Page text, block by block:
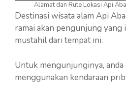
Alamat dan Rute Lokasi Api
Destinasi wisata alam Api
ramai akan pengunjung yang
mustahil dari tempat ini.
Untuk mengunjunginya,
menggunakan kendaraan